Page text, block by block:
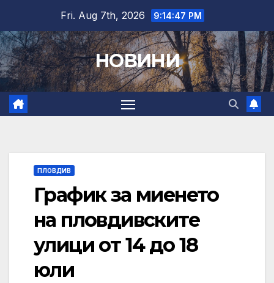
content
Fri. Aug 7th, 2026 9:14:48 PM
НОВИНИ
ПЛОВДИВ
График за миенето
на пловдивските
улици от 14 до 18
юли